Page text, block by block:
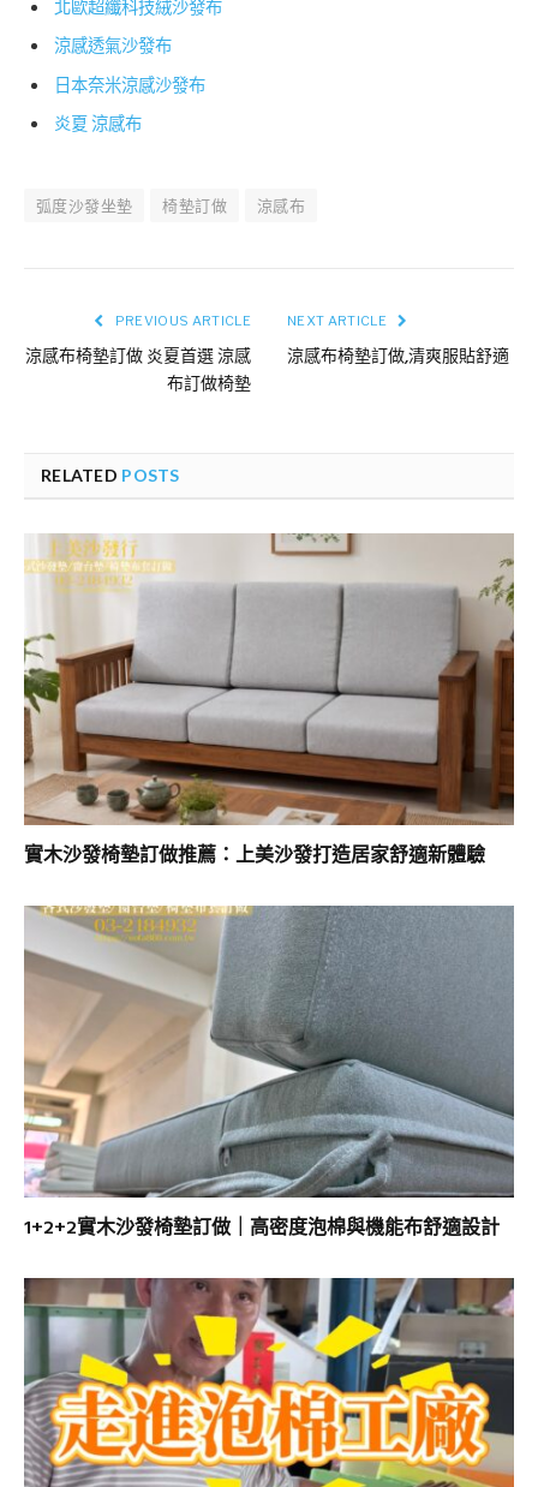
北歐超纖科技絨沙發布
涼感透氣沙發布
日本奈米涼感沙發布
炎夏 涼感布
弧度沙發坐墊 椅墊訂做 涼感布
PREVIOUS ARTICLE
涼感布椅墊訂做 炎夏首選 涼感
布訂做椅墊
NEXT ARTICLE
涼感布椅墊訂做,清爽服貼舒適
RELATED POSTS
實木沙發椅墊訂做推薦：上美沙發打造居家舒適新體驗
1+2+2實木沙發椅墊訂做｜高密度泡棉與機能布舒適設計